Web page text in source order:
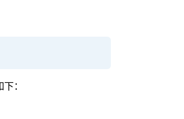
：